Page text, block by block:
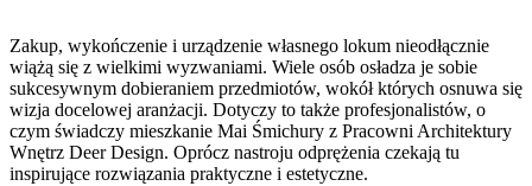
Zakup, wykończenie i urządzenie własnego lokum nieodłącznie
wiążą się z wielkimi wyzwaniami. Wiele osób osładza je sobie
sukcesywnym dobieraniem przedmiotów, wokół których osnuwa się
wizja docelowej aranżacji. Dotyczy to także profesjonalistów, o
czym świadczy mieszkanie Mai Śmichury z Pracowni Architektury
Wnętrz Deer Design. Oprócz nastroju odprężenia czekają tu
inspirujące rozwiązania praktyczne i estetyczne.